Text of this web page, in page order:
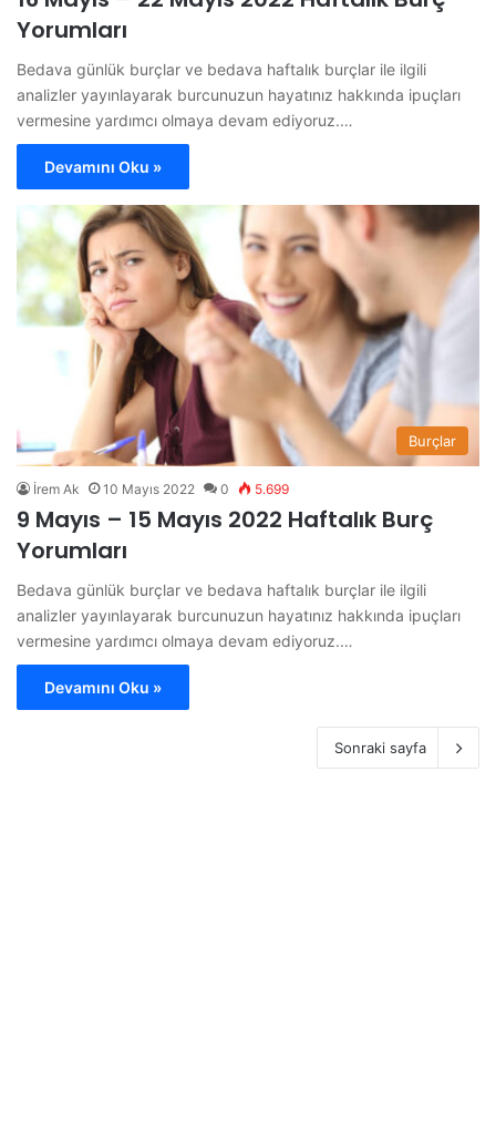
Yorumları
Bedava günlük burçlar ve bedava haftalık burçlar ile ilgili
analizler yayınlayarak burcunuzun hayatınız hakkında ipuçları
vermesine yardımcı olmaya devam ediyoruz.…
Devamını Oku »
Burçlar
İrem Ak 10 Mayıs 2022 0 5.699
9 Mayıs – 15 Mayıs 2022 Haftalık Burç
Yorumları
Bedava günlük burçlar ve bedava haftalık burçlar ile ilgili
analizler yayınlayarak burcunuzun hayatınız hakkında ipuçları
vermesine yardımcı olmaya devam ediyoruz.…
Devamını Oku »
Sonraki sayfa